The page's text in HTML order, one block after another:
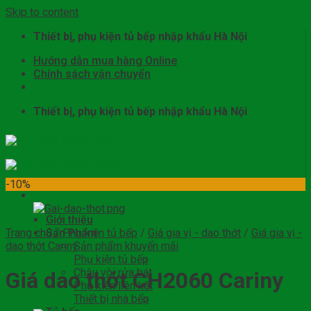
Skip to content
Thiết bị, phụ kiện tủ bếp nhập khẩu Hà Nội
Hướng dẫn mua hàng Online
Chính sách vận chuyển
Thiết bị, phụ kiện tủ bếp nhập khẩu Hà Nội
Giới thiệu
Sản Phẩm
Sản phẩm khuyến mãi
Phụ kiện tủ bếp
Chậu vòi rửa bát
Phụ kiện liên kết
Thiết bị nhà bếp
-10%
Trang chủ / Phụ kiện tủ bếp / Giá gia vị - dao thớt / Giá gia vị -
dao thớt Cariny
Giá dao thớt CH2060 Cariny